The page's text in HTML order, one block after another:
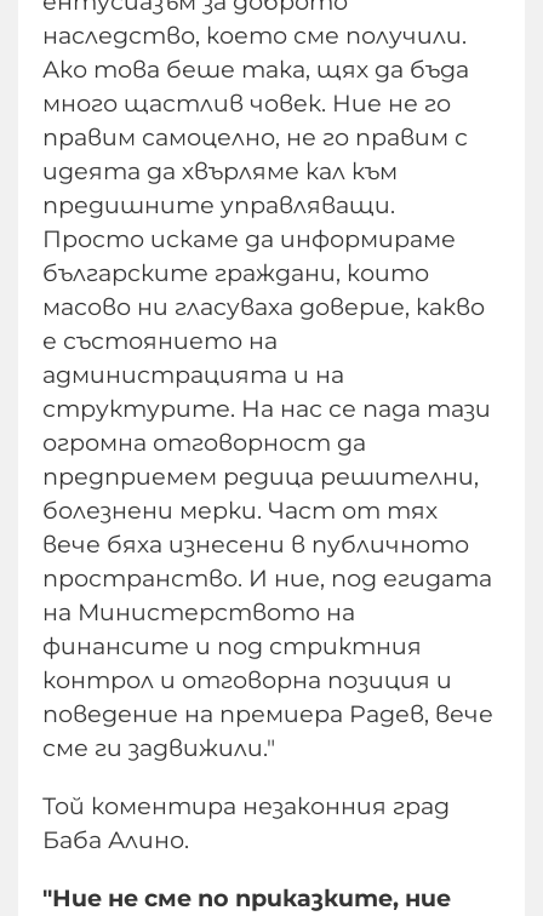
наследство, което сме получили.
Ако това беше така, щях да бъда
много щастлив човек. Ние не го
правим самоцелно, не го правим с
идеята да хвърляме кал към
предишните управляващи.
Просто искаме да информираме
българските граждани, които
масово ни гласуваха доверие, какво
е състоянието на
администрацията и на
структурите. На нас се пада тази
огромна отговорност да
предприемем редица решителни,
болезнени мерки. Част от тях
вече бяха изнесени в публичното
пространство. И ние, под егидата
на Министерството на
финансите и под стриктния
контрол и отговорна позиция и
поведение на премиера Радев, вече
сме ги задвижили."
Той коментира незаконния град
Баба Алино.
"Ние не сме по приказките, ние